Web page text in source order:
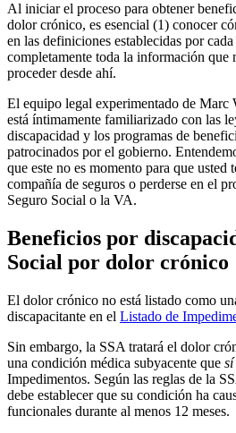
Al iniciar el proceso para obtener
dolor crónico, es esencial (1) conocer
en las definiciones establecidas por
completamente toda la información que
proceder desde ahí.
El equipo legal experimentado de Marc
está íntimamente familiarizado con las
discapacidad y los programas de
patrocinados por el gobierno.
que este no es momento para que usted
compañía de seguros o perderse en el
Seguro Social o la VA.
Beneficios por
Social por dolor crónico
El dolor crónico no está listado como
discapacitante en el Listado de
Sin embargo, la SSA tratará el dolor
una condición médica subyacente que sí
Impedimentos. Según las reglas de la
debe establecer que su condición ha
funcionales durante al menos 12 meses.